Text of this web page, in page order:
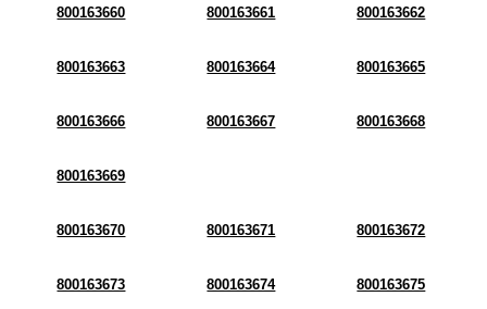
800163660 800163661 800163662
800163663 800163664 800163665
800163666 800163667 800163668
800163669
800163670 800163671 800163672
800163673 800163674 800163675